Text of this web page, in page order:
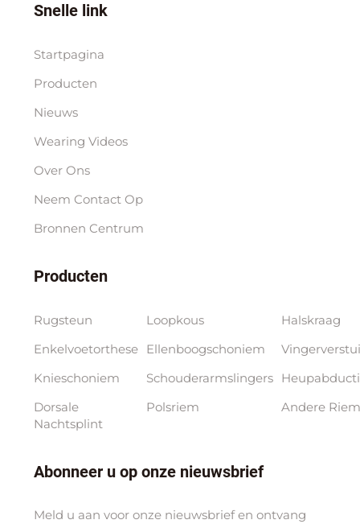
Snelle link
Startpagina
Producten
Nieuws
Wearing Videos
Over Ons
Neem Contact Op
Bronnen Centrum
Producten
Rugsteun
Enkelvoetorthese
Knieschoniem
Dorsale
Nachtsplint
Loopkous
Ellenboogschoniem
Schouderarmslingers
Polsriem
Halskraag
Andere
Abonneer u op onze nieuwsbrief
Meld u aan voor onze nieuwsbrief en ontvang